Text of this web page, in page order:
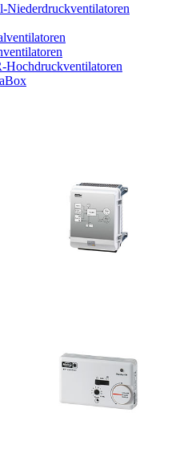
Niederdruckventilatoren
Hochdruckventilatoren